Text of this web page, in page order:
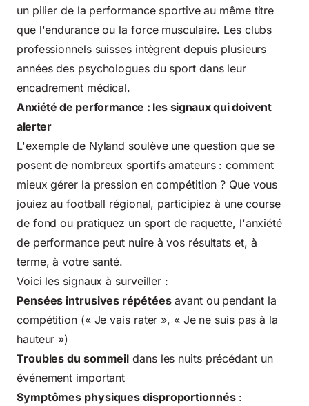
un pilier de la performance sportive au même titre
que l'endurance ou la force musculaire. Les clubs
professionnels suisses intègrent depuis plusieurs
années des psychologues du sport dans leur
encadrement médical.
Anxiété de performance : les signaux qui doivent
alerter
L'exemple de Nyland soulève une question que se
posent de nombreux sportifs amateurs : comment
mieux gérer la pression en compétition ? Que vous
jouiez au football régional, participiez à une course
de fond ou pratiquez un sport de raquette, l'anxiété
de performance peut nuire à vos résultats et, à
terme, à votre santé.
Voici les signaux à surveiller :
Pensées intrusives répétéesavant ou pendant la
compétition (« Je vais rater », « Je ne suis pas à la
hauteur »)
Troubles du sommeil dans les nuits précédant un
événement important
Symptômes physiques disproportionnés: